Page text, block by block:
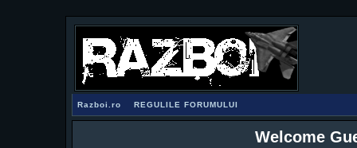
Razboi.ro REGULILE FORUMULUI
Welcome